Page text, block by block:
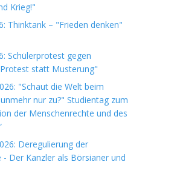
Krieg!"
Thinktank – "Frieden denken"
Schülerprotest gegen
statt Musterung"
"Schaut die Welt beim
nur zu?" Studientag zum
der Menschenrechte und des
Deregulierung der
- Der Kanzler als Börsianer und